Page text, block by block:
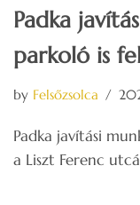
Padka
parkoló is
by Felsőzsolca
Padka javítási
a Liszt Ferenc